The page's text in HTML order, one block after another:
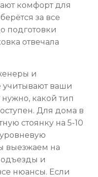
комфорт для
за все
подготовки
отвечала
и
ваши
нужно, какой тип
Для дома в
стоянку на 5-10
выезжаем на
и
нюансы. Если